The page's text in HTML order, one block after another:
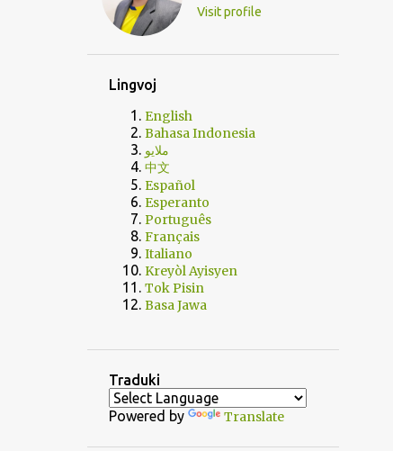
Visit profile
Lingvoj
English
Bahasa Indonesia
ملايو
中文
Español
Esperanto
Português
Français
Italiano
Kreyòl Ayisyen
Tok Pisin
Basa Jawa
Traduki
Powered by Translate